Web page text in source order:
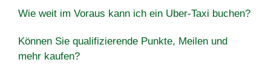
Wie weit im Voraus kann ich ein Uber-Taxi buchen?
Können Sie qualifizierende Punkte, Meilen und
mehr kaufen?